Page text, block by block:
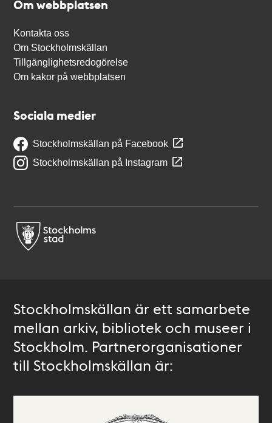
Om webbplatsen
Kontakta oss
Om Stockholmskällan
Tillgänglighetsredogörelse
Om kakor på webbplatsen
Sociala medier
Stockholmskällan på Facebook
Stockholmskällan på Instagram
Stockholmskällan är ett samarbete
mellan arkiv, bibliotek och museer i
Stockholm. Partnerorganisationer
till Stockholmskällan är: